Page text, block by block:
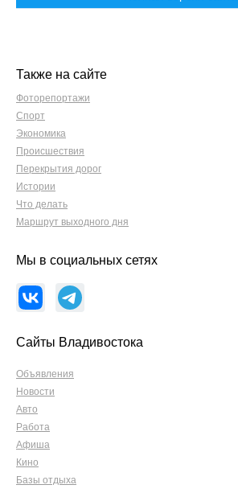
Также на сайте
Фоторепортажи
Спорт
Экономика
Происшествия
Перекрытия дорог
Истории
Что делать
Маршрут выходного дня
Мы в социальных сетях
Сайты Владивостока
Объявления
Новости
Авто
Работа
Афиша
Кино
Базы отдыха